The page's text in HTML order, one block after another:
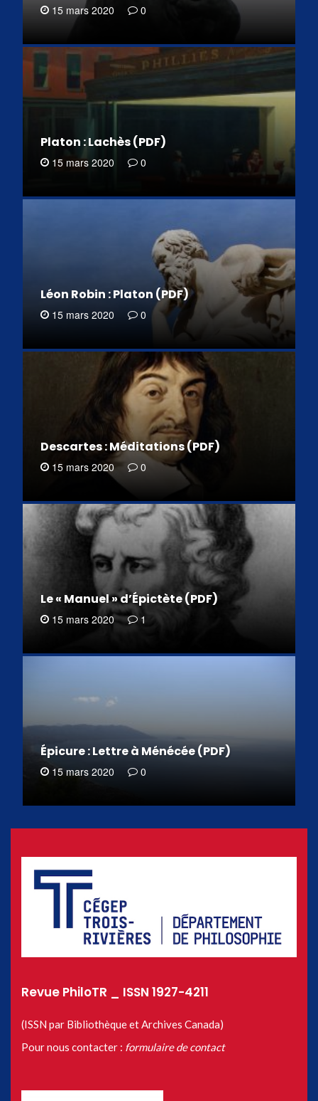
15 mars 2020 0
Platon : Lachès (PDF)
15 mars 2020 0
Léon Robin : Platon (PDF)
15 mars 2020 0
Descartes : Méditations (PDF)
15 mars 2020 0
Le « Manuel » d’Épictète (PDF)
15 mars 2020 1
Épicure : Lettre à Ménécée (PDF)
15 mars 2020 0
Revue PhiloTR _ ISSN 1927-4211
(ISSN par Bibliothèque et Archives Canada)
Pour nous contacter : formulaire de contact